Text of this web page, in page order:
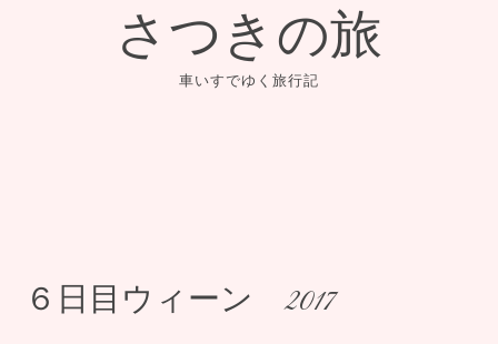
さつきの旅
車いすでゆく旅行記
６日目ウィーン 2017